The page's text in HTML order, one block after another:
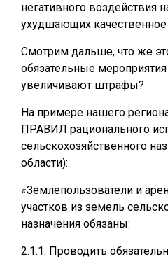
негативного
ухудшающих качественное
Смотрим дальше, что же
обязательные
увеличивают штрафы?
На примере нашего
ПРАВИЛ рационального
сельскохозяйственного
области):
«Землепользователи и
участков из земель
назначения обязаны:
2.1.1. Проводить